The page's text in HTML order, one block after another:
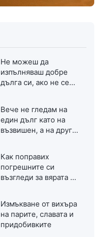
Не можеш да
изпълняваш добре
дълга си, ако не се
Вече не гледам на
един дълг като на
възвишен, а на друг
Как поправих
погрешните си
възгледи за вярата в
Измъкване от вихъра
на парите, славата и
придобивките